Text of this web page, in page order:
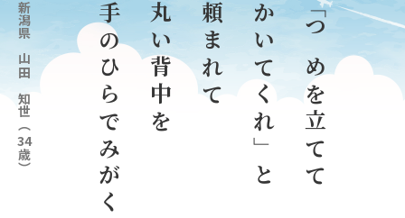
「つめを立てて
かいてくれ」と
頼まれて
丸い背中を
手のひらでみがく
新潟県
山田 知世
（
34
歳）